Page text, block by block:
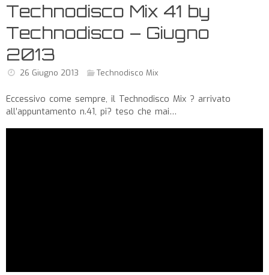
Technodisco Mix 41 by
Technodisco – Giugno
2013
26 Giugno 2013 Technodisco Mix
Eccessivo come sempre, il Technodisco Mix ? arrivato
all’appuntamento n.41, pi? teso che mai…